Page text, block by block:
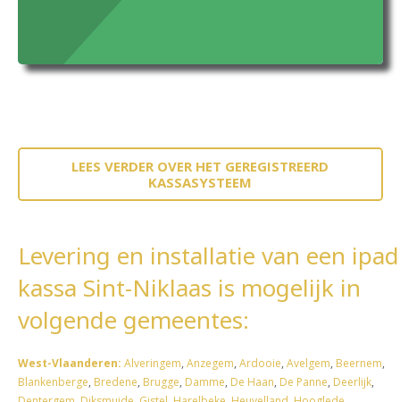
LEES VERDER OVER HET GEREGISTREERD
KASSASYSTEEM
Levering en installatie van een ipad
kassa Sint-Niklaas is mogelijk in
volgende gemeentes:
West-Vlaanderen: Alveringem, Anzegem, Ardooie, Avelgem, Beernem,
Blankenberge, Bredene, Brugge, Damme, De Haan, De Panne, Deerlijk,